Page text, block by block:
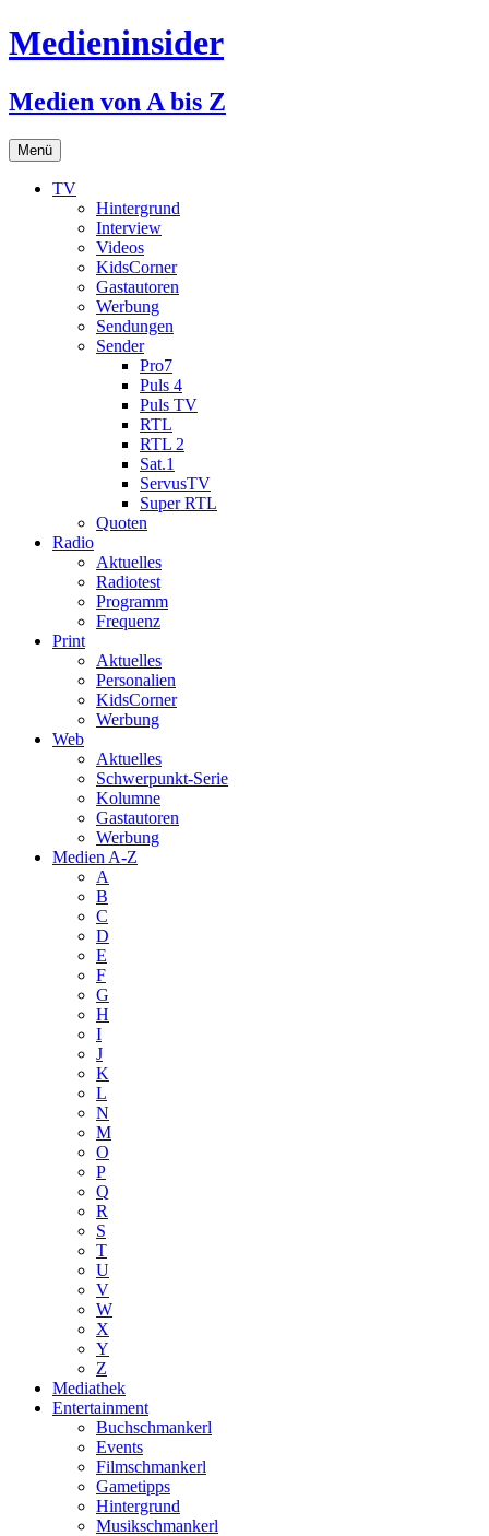
Medieninsider
Medien von A bis Z
Menü Zum
Inhalt
springen
TV
Hintergrund
Interview
Videos
KidsCorner
Gastautoren
Werbung
Sendungen
Sender
Pro7
Puls 4
Puls TV
RTL
RTL 2
Sat.1
ServusTV
Super RTL
Quoten
Radio
Aktuelles
Radiotest
Programm
Frequenz
Print
Aktuelles
Personalien
KidsCorner
Werbung
Web
Aktuelles
Schwerpunkt-Serie
Kolumne
Gastautoren
Werbung
Medien A-Z
A
B
C
D
E
F
G
H
I
J
K
L
N
M
O
P
Q
R
S
T
U
V
W
X
Y
Z
Mediathek
Entertainment
Buchschmankerl
Events
Filmschmankerl
Gametipps
Hintergrund
Musikschmankerl